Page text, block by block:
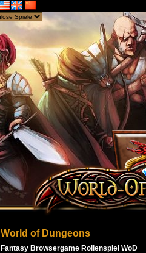
World of Dungeons
Fantasy Browsergame Rollenspiel WoD